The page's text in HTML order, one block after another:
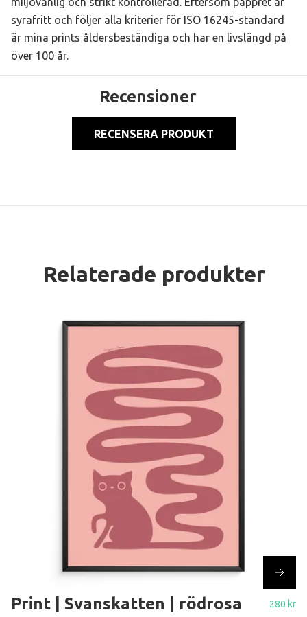
syrafritt och följer alla kriterier för ISO 16245-standard
är mina prints åldersbeständiga och har en livslängd på
över 100 år.
Recensioner
RECENSERA PRODUKT
Relaterade produkter
Print | Svanskatten | rödrosa 280 kr